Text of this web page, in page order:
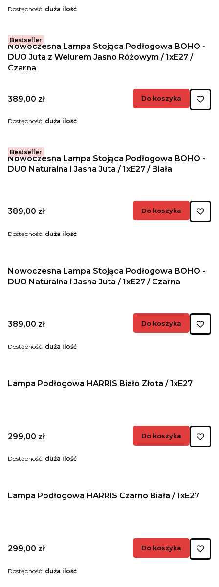
Dostępność: duża ilość
Bestseller
Nowoczesna Lampa Stojąca Podłogowa BOHO -
DUO Juta z Welurem Jasno Różowym / 1xE27 /
Czarna
Cena
389,00 zł Do koszyka
Dostępność: duża ilość
Bestseller
Nowoczesna Lampa Stojąca Podłogowa BOHO -
DUO Naturalna i Jasna Juta / 1xE27 / Biała
Cena
389,00 zł Do koszyka
Dostępność: duża ilość
Nowoczesna Lampa Stojąca Podłogowa BOHO -
DUO Naturalna i Jasna Juta / 1xE27 / Czarna
Cena
389,00 zł Do koszyka
Dostępność: duża ilość
Lampa Podłogowa HARRIS Biało Złota / 1xE27
Cena
299,00 zł Do koszyka
Dostępność: duża ilość
Lampa Podłogowa HARRIS Czarno Biała / 1xE27
Cena
299,00 zł Do koszyka
Dostępność: duża ilość